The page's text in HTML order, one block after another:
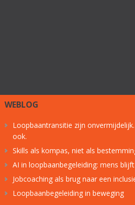
WEBLOG
Loopbaantransitie zijn
ook.
Skills als kompas, niet als
AI in loopbaanbegeleiding: mens
Jobcoaching als brug naar een
Loopbaanbegeleiding in beweging